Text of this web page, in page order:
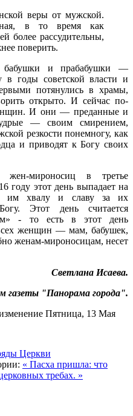
веры от мужской.
в то время как
более рассудительны,
поверить.
и прабабушки —
в годы советской власти и
потянулись в храмы,
открыто. И сейчас по-
И они — преданные и
— своим смирением,
резкости понемногу, как
и приводят к Богу своих
жен-мироносиц в третье
году этот день выпадает на
им хвалу и славу за их
Этот день считается
- то есть в этот день
женщин — мам, бабушек,
женам-мироносицам, несет
Светлана Исаева.
газеты "Панорама города".
Пятница, 13 Мая
Церкви
« Пасха пришла: что
требах. »